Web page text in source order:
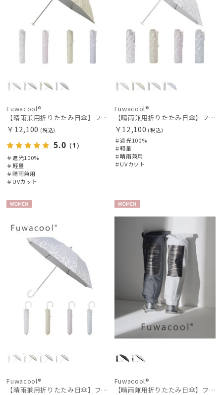
Fuwacool®
【晴雨兼用折りたたみ日傘】フワクール®ホワイト（Fuwacool® White）ボタニカルグリッター 遮光100 UV100
￥12,100 (税込)
5.0 （1）
＃遮光100%
＃軽量
＃晴雨兼用
＃UVカット
Fuwacool®
【晴雨兼用折りたたみ日傘】フワクール®ホワイト（Fuwacool® White）スパークルブラッシュ 遮光100 UV100
￥12,100 (税込)
＃遮光100%
＃軽量
＃晴雨兼用
＃UVカット
N
Fuwacool®
【晴雨兼用折りたたみ日傘】フワクール®ホワイト（Fuwacool® White）スパークルブラッシュ 遮光100 UV100 ハンドル付き
Fuwacool®
【晴雨兼用折りたたみ日傘】フワクール®ブラック（Fuwacool® Black）チューブスタイル 遮光100 UV100